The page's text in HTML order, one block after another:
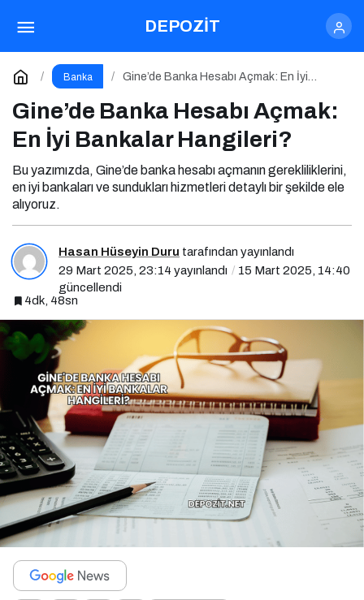
DEPOZİT
Banka
Gine’de Banka Hesabı Açmak: En İyi
Gine’de Banka Hesabı Açmak:
En İyi Bankalar Hangileri?
Bu yazımızda, Gine’de banka hesabı açmanın gerekliliklerini,
en iyi bankaları ve sundukları hizmetleri detaylı bir şekilde ele
alıyoruz.
Hasan Hüseyin Duru tarafından yayınlandı
29 Mart 2025, 23:14 yayınlandı
15 Mart 2025, 14:40
güncellendi
4dk, 48sn
Gambiya’da Banka Hesabı Açmak: En İyi
Bankalar Hangileri?
Yorum Yap